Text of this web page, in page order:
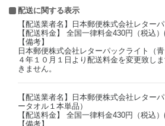
配送に関する表示
【配送業者名】日本郵便株式会社レター
【配送料金】 全国一律料金430円（税込
【備考】
日本郵便株式会社レターパックライト（
４年１０月１日より配送料金を変更致し
きません。
【配送業者名】日本郵便株式会社レター
ータオル１本単品）
【配送料金】 全国一律料金430円（税込
【備考】